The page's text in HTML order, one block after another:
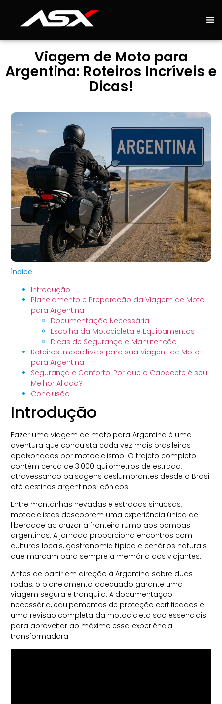
Viagem de Moto para
Argentina: Roteiros Incríveis e
Dicas!
Índice
Introdução
Planejamento e Preparação da Viagem de Moto
para Argentina
Documentação Necessária
Escolha da Motocicleta e Equipamentos
Dicas de Segurança e Manutenção
Roteiros Imperdíveis para sua Viagem de Moto
para Argentina
Segurança e Conforto: Por que o Capacete é seu
Melhor Aliado?
Conclusão
Introdução
Fazer uma viagem de moto para Argentina é uma
aventura que conquista cada vez mais brasileiros
apaixonados por motociclismo. O trajeto completo
contém cerca de 3.000 quilômetros de estrada,
atravessando paisagens deslumbrantes desde o Brasil
até destinos argentinos icônicos.
Entre montanhas nevadas e estradas sinuosas,
motociclistas descobrem uma experiência única de
liberdade ao cruzar a fronteira rumo aos pampas
argentinos. A jornada proporciona encontros com
culturas locais, gastronomia típica e cenários naturais
que marcam para sempre a memória dos viajantes.
Antes de partir em direção à Argentina sobre duas
rodas, o planejamento adequado garante uma
viagem segura e tranquila. A documentação
necessária, equipamentos de proteção certificados e
uma revisão completa da motocicleta são essenciais
para aproveitar ao máximo essa experiência
transformadora.